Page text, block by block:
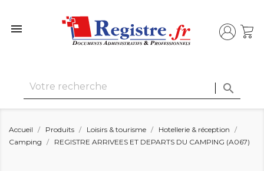


Accueil Produits Loisirs & tourisme
Hotellerie & réception
Camping
REGISTRE ARRIVEES ET DEPARTS DU CAMPING (A067)